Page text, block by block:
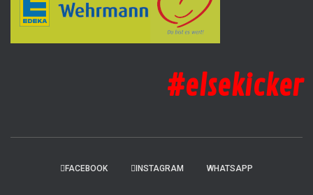
#elsekicker
FACEBOOK INSTAGRAM WHATSAPP